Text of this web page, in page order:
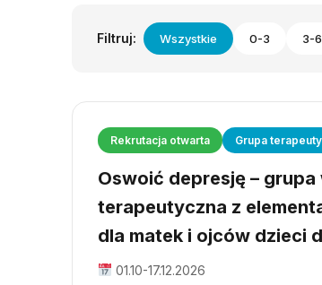
Filtruj: Wszystkie 0-3 3-6
Rekrutacja otwarta Grupa
Oswoić depresję –
terapeutyczna z
dla matek i ojców dzieci
01.10-17.12.2026